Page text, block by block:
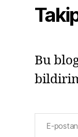
Bu
E-postanızı yazın…